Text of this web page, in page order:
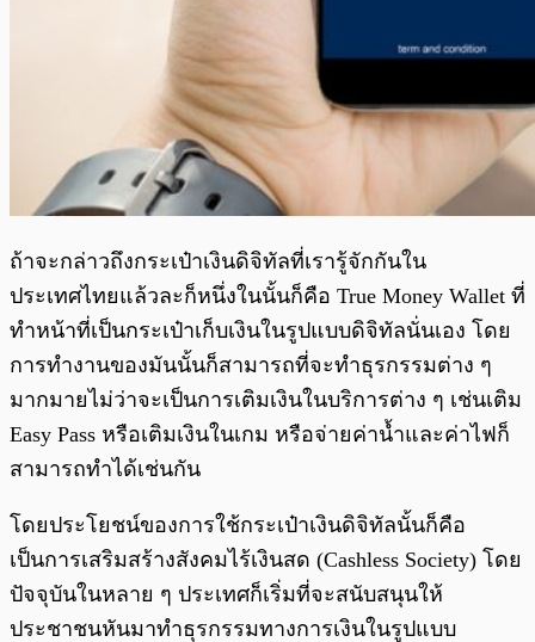
ถ้าจะกล่าวถึงกระเป๋าเงินดิจิทัลที่เรารู้จักกันใน
ประเทศไทยแล้วละก็หนึ่งในนั้นก็คือ True Money Wallet ที่
ทำหน้าที่เป็นกระเป๋าเก็บเงินในรูปแบบดิจิทัลนั่นเอง โดย
การทำงานของมันนั้นก็สามารถที่จะทำธุรกรรมต่าง ๆ
มากมายไม่ว่าจะเป็นการเติมเงินในบริการต่าง ๆ เช่นเติม
Easy Pass หรือเติมเงินในเกม หรือจ่ายค่าน้ำและค่าไฟก็
สามารถทำได้เช่นกัน
โดยประโยชน์ของการใช้กระเป๋าเงินดิจิทัลนั้นก็คือ
เป็นการเสริมสร้างสังคมไร้เงินสด (Cashless Society) โดย
ปัจจุบันในหลาย ๆ ประเทศก็เริ่มที่จะสนับสนุนให้
ประชาชนหันมาทำธุรกรรมทางการเงินในรูปแบบ